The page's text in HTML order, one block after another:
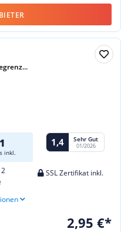
inkl.
1,4 Sehr Gut
01/2026
SSL Zertifikat inkl.
2,95 €*